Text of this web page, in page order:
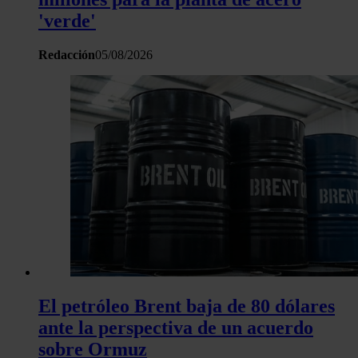
hecho de sus servicios.
'verde'
Redacción05/08/2026
El petróleo Brent baja de 80 dólares
ante la perspectiva de un acuerdo
sobre Ormuz